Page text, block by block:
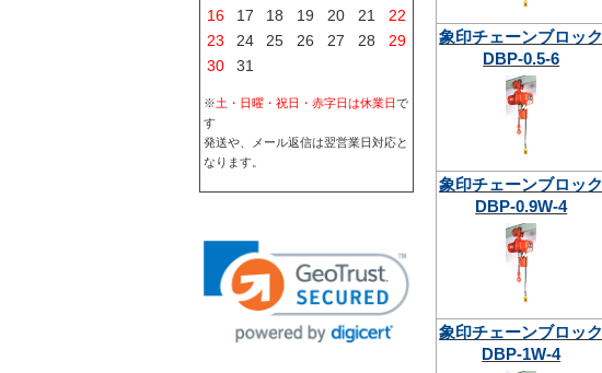
16
17 18 19 20 21
22
23
24 25 26 27 28
29
30
31
※土・日曜・祝日・赤字日は休業日で
す
発送や、メール返信は翌営業日対応と
なります。
象印チェーンブロック
DBP-0.5-6
象印チェーンブロック
DBP-0.9W-4
象印チェーンブロック
DBP-1W-4